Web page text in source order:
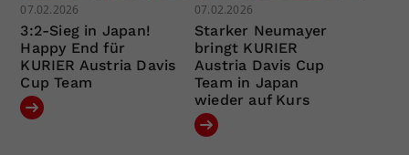
07.02.2026
3:2-Sieg in Japan!
Happy End für
KURIER Austria Davis
Cup Team
07.02.2026
Starker Neumayer
bringt KURIER
Austria Davis Cup
Team in Japan
wieder auf Kurs